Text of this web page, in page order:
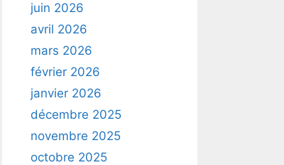
juin 2026
avril 2026
mars 2026
février 2026
janvier 2026
décembre 2025
novembre 2025
octobre 2025